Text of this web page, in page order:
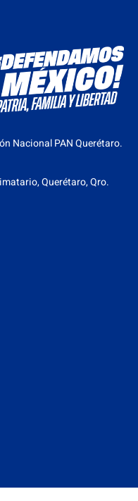
Nacional PAN Querétaro.
Querétaro, Qro.